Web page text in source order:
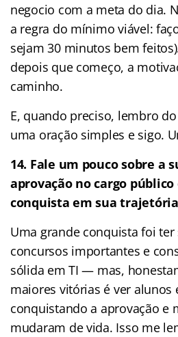
negocio com a meta do dia.
a regra do mínimo viável:
sejam 30 minutos bem
depois que começo, a
caminho.
E, quando preciso, lembro
uma oração simples e sigo.
14. Fale um pouco sobre a
aprovação no cargo
conquista em sua
Uma grande conquista foi
concursos importantes e
sólida em TI — mas,
maiores vitórias é ver alunos
conquistando a aprovação e
mudaram de vida. Isso me